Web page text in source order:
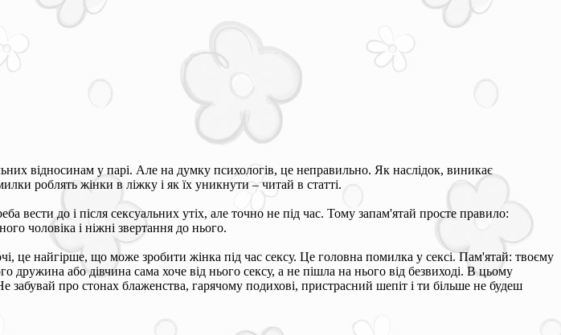
відносинам у парі. Але на думку психологів, це неправильно. Як наслідок, виникає
роблять жінки в ліжку і як їх уникнути – читай в статті.
вести до і після сексуальних утіх, але точно не під час. Тому запам'ятай просте правило:
чоловіка і ніжні звертання до нього.
це найгірше, що може зробити жінка під час сексу. Це головна помилка у сексі. Пам'ятай: твоєму
або дівчина сама хоче від нього сексу, а не пішла на нього від безвиході. В цьому
забувай про стонах блаженства, гарячому подихові, пристрасний шепіт і ти більше не будеш